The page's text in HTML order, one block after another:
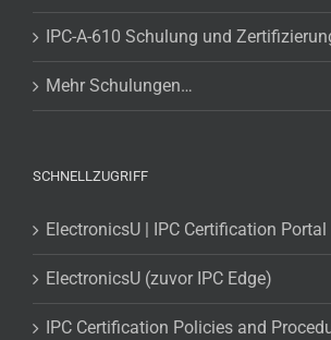
IPC-A-610 Schulung und
Mehr Schulungen…
SCHNELLZUGRIFF
ElectronicsU | IPC Certification Portal
ElectronicsU (zuvor IPC Edge)
IPC Certification Policies and